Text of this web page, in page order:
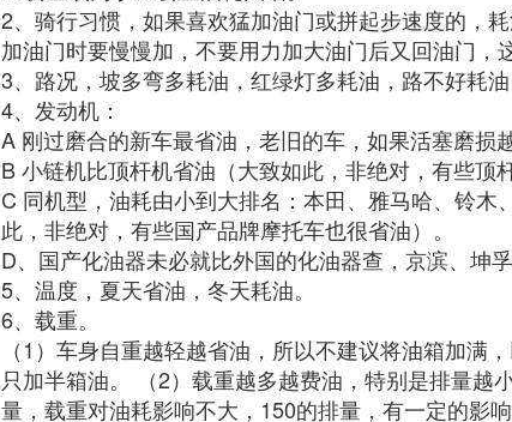
2、骑行习惯，如果喜欢猛加油门或拼起步速度的，
加油门时要慢慢加，不要用力加大油门后又回油门，
3、路况，坡多弯多耗油，红绿灯多耗油，路不好耗油
4、发动机：
A 刚过磨合的新车最省油，老旧的车，如果活塞磨损
B 小链机比顶杆机省油（大致如此，非绝对，有些顶
C 同机型，油耗由小到大排名：本田、雅马哈、铃木
此，非绝对，有些国产品牌摩托车也很省油）。
D、国产化油器未必就比外国的化油器查，京滨、坤
5、温度，夏天省油，冬天耗油。
6、载重。
（1）车身自重越轻越省油，所以不建议将油箱加满
只加半箱油。 （2）载重越多越费油，特别是排量越
量，载重对油耗影响不大，150的排量，有一定的影